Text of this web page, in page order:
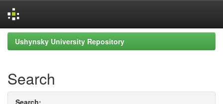
Skip
navigation
Ushynsky University Repository
Search
Search: